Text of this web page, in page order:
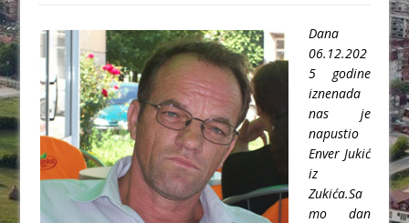
Dana
06.12.202
5 godine
iznenada
nas je
napustio
Enver Jukić
iz
Zukića.Sa
mo dan